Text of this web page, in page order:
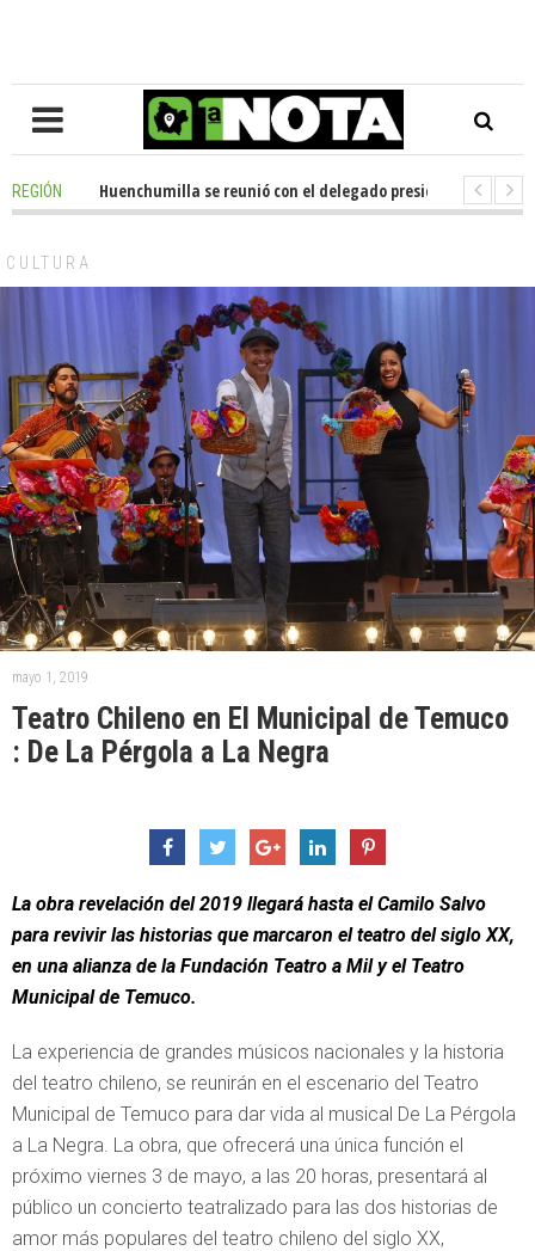
REGIÓN
- Senador Huenchumilla se reunió con el delegado presidencial de La
CULTURA
mayo 1, 2019
Teatro Chileno en El Municipal de Temuco
: De La Pérgola a La Negra
La obra revelación del 2019 llegará hasta el Camilo Salvo
para revivir las historias que marcaron el teatro del siglo XX,
en una alianza de la Fundación Teatro a Mil y el Teatro
Municipal de Temuco.
La experiencia de grandes músicos nacionales y la historia
del teatro chileno, se reunirán en el escenario del Teatro
Municipal de Temuco para dar vida al musical De La Pérgola
a La Negra. La obra, que ofrecerá una única función el
próximo viernes 3 de mayo, a las 20 horas, presentará al
público un concierto teatralizado para las dos historias de
amor más populares del teatro chileno del siglo XX,